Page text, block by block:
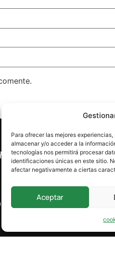
Para ofrecer las mejores
almacenar y/o acceder a la
tecnologías nos permitirá procesar
identificaciones únicas en este sitio.
afectar negativamente a ciertas
Aceptar